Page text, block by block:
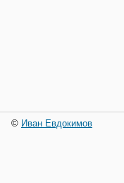
© Иван Евдокимов